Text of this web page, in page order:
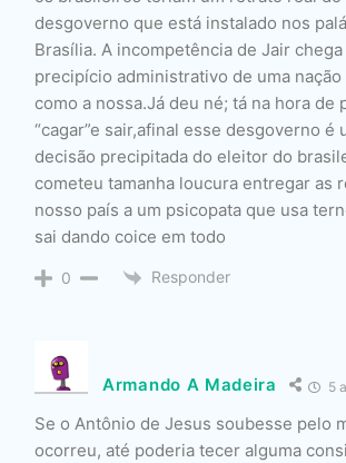
desgoverno que está instalado nos
Brasília. A incompetência de Jair
precipício administrativo de uma
como a nossa.Já deu né; tá na hora de
“cagar”e sair,afinal esse desgoverno é
decisão precipitada do eleitor do
cometeu tamanha loucura entregar as
nosso país a um psicopata que usa
sai dando coice em todo
0 Responder
Armando A Madeira 5
Se o Antônio de Jesus soubesse pelo
ocorreu, até poderia tecer alguma